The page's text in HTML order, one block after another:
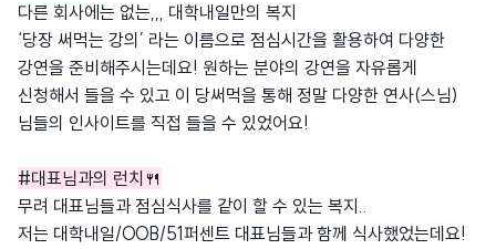
다른 회사에는 없는,,, 대학내일만의 복지
‘당장 써먹는 강의’ 라는 이름으로 점심시간을 활용하여 다양한
강연을 준비해주시는데요! 원하는 분야의 강연을 자유롭게
신청해서 들을 수 있고 이 당써먹을 통해 정말 다양한 연사(스님)
님들의 인사이트를 직접 들을 수 있었어요!
#대표님과의 런치🍴
무려 대표님들과 점심식사를 같이 할 수 있는 복지..
저는 대학내일/OOB/51퍼센트 대표님들과 함께 식사했었는데요!